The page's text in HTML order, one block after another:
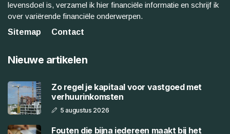
levensdoel is, verzamel ik hier financiële informatie en schrijf ik
over variërende financiële onderwerpen.
Sitemap
Contact
Nieuwe artikelen
Zo regel je kapitaal voor vastgoed met
verhuurinkomsten
5 augustus 2026
Fouten die bijna iedereen maakt bij het